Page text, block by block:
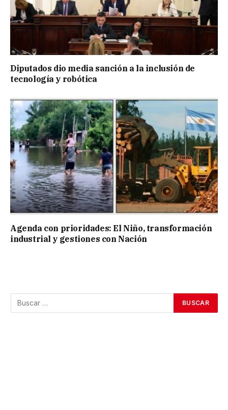
Diputados dio media sanción a la inclusión de
tecnología y robótica
Agenda con prioridades: El Niño, transformación
industrial y gestiones con Nación